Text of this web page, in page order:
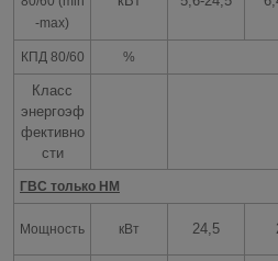
-max)
КПД 80/60 %
Класс
энергоэф
фективно
сти
ГВС только HM
Мощность кВт 24,5